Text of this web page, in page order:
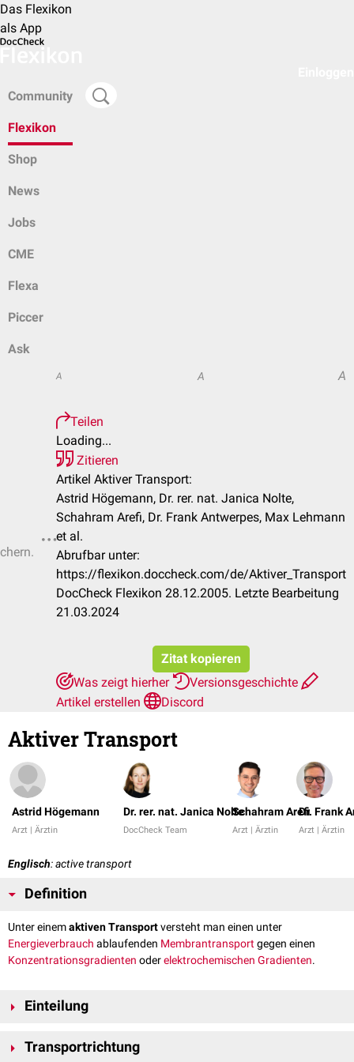
Das Flexikon
als App
Community
Flexikon
Shop
News
Jobs
CME
Flexa
Piccer
Ask
A A A
Teilen
Loading...
Zitieren
Artikel Aktiver Transport:
Astrid Högemann, Dr. rer. nat. Janica Nolte,
Schahram Arefi, Dr. Frank Antwerpes, Max Lehmann
et al.
Abrufbar unter:
https://flexikon.doccheck.com/de/Aktiver_Transport
DocCheck Flexikon 28.12.2005. Letzte Bearbeitung
21.03.2024
Zitat kopieren
Was zeigt hierher
Versionsgeschichte
Artikel erstellen
Discord
Aktiver Transport
Astrid Högemann
Arzt | Ärztin
Dr. rer. nat. Janica Nolte
DocCheck Team
Schahram Arefi
Arzt | Ärztin
Dr. Frank
Arzt | Ärztin
Englisch: active transport
Definition
Unter einemaktiven Transportversteht man einen unter
Energieverbrauch ablaufenden Membrantransportgegen einen
Konzentrationsgradienten oderelektrochemischen Gradienten.
Einteilung
Transport.
Transportrichtung